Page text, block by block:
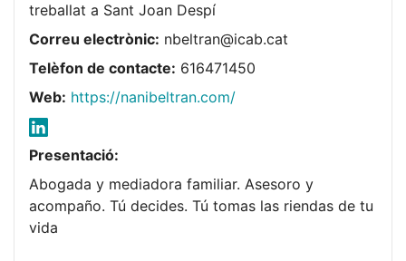
treballat a Sant Joan Despí
Correu electrònic: nbeltran@icab.cat
Telèfon de contacte: 616471450
Web: https://nanibeltran.com/
Presentació:
Abogada y mediadora familiar. Asesoro y
acompaño. Tú decides. Tú tomas las riendas de tu
vida